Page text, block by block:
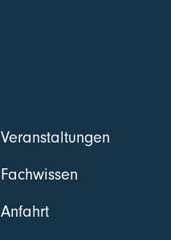
Veranstaltungen
Fachwissen
Anfahrt